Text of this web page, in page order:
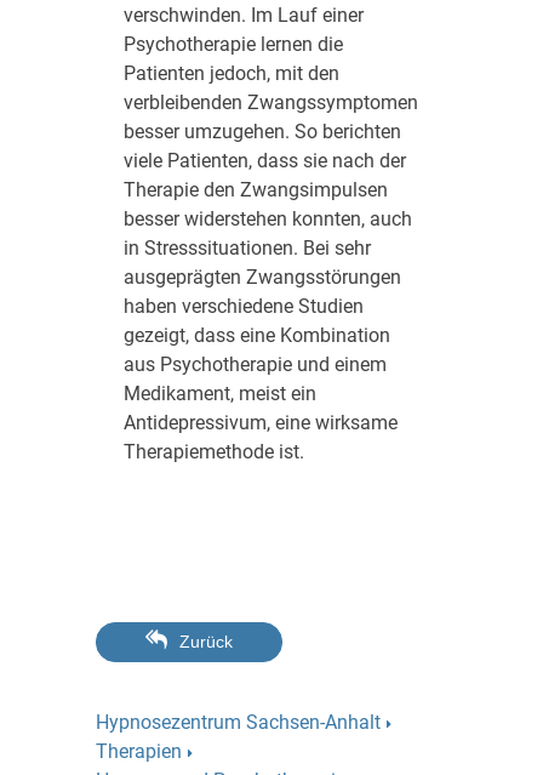
verschwinden. Im Lauf einer
Psychotherapie lernen die
Patienten jedoch, mit den
verbleibenden Zwangssymptomen
besser umzugehen. So berichten
viele Patienten, dass sie nach der
Therapie den Zwangsimpulsen
besser widerstehen konnten, auch
in Stresssituationen. Bei sehr
ausgeprägten Zwangsstörungen
haben verschiedene Studien
gezeigt, dass eine Kombination
aus Psychotherapie und einem
Medikament, meist ein
Antidepressivum, eine wirksame
Therapiemethode ist.
Zurück
Hypnosezentrum Sachsen-Anhalt
Therapien